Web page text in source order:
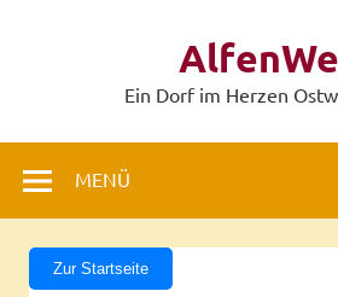
Ein Dorf im Herzen
MENÜ
Zur Startseite